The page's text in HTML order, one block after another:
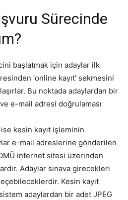
Sürecinde
başlatmak için adaylar ilk
‘online kayıt’ sekmesini
Bu noktada adaylardan bir
e-mail adresi doğrulaması
kesin kayıt işleminin
e-mail adreslerine gönderilen
internet sitesi üzerinden
Adaylar sınava girecekleri
Kesin kayıt
adaylardan bir adet JPEG